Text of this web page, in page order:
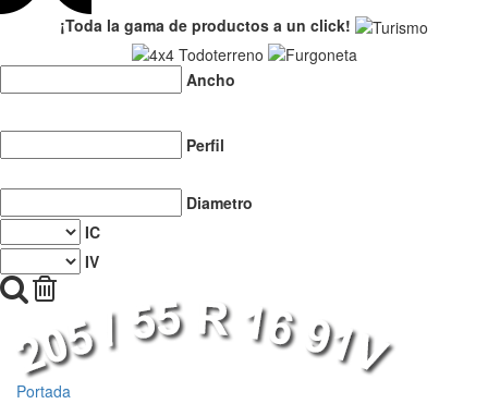
¡Toda la gama de productos a un click!
Ancho
Perfil
Diametro
IC
IV
Portada